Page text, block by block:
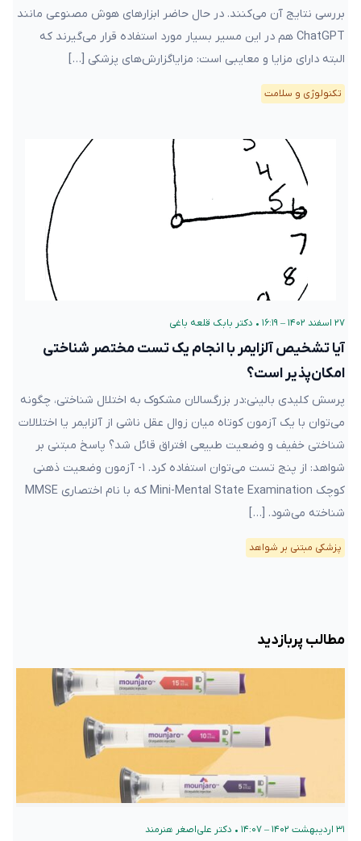
بررسی نتایج آن می‌کنند. در حال حاضر ابزارهای هوش مصنوعی مانند
ChatGPT هم در این مسیر بسیار مورد استفاده قرار می‌گیرند که
البته دارای مزایا و معایبی است: مزایاگزارش‌های پزشکی […]
تکنولوژی و سلامت
۲۷ اسفند ۱۴۰۲ – ۱۶:۱۹ • دکتر بابک قلعه‌ باغی
آیا تشخیص آلزایمر با انجام یک تست مختصر شناختی
امکان‌پذیر است؟
پرسش کلیدی بالینی:در بزرگسالان مشکوک به اختلال شناختی، چگونه
می‌توان با یک آزمون کوتاه میان زوال عقل ناشی از آلزایمر یا اختلالات
شناختی خفیف و وضعیت طبیعی افتراق قائل شد؟ پاسخ مبتنی بر
شواهد: از پنج تست می‌توان استفاده کرد. ۱- آزمون وضعیت ذهنی
کوچک Mini-Mental State Examination که با نام اختصاری MMSE
شناخته می‌شود. […]
پزشکی مبتنی بر شواهد
مطالب پربازدید
۳۱ اردیبهشت ۱۴۰۲ – ۱۴:۰۷ • دکتر علی‌اصغر هنرمند